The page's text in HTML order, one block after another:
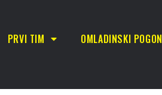
PRVI TIM OMLADINSKI POGON